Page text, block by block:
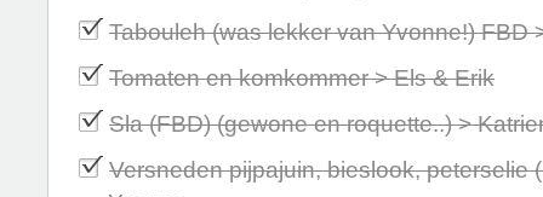
Tabouleh (was lekker van Yvonne!) FBD
Tomaten en komkommer > Els & Erik
Sla (FBD) (gewone en roquette..) >
Versneden pijpajuin, bieslook, peterselie